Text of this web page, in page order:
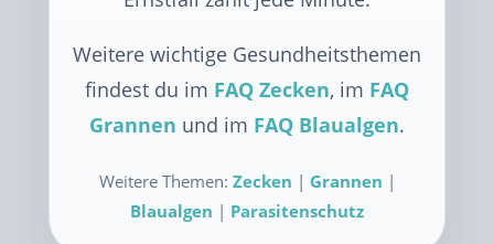
Weitere wichtige Gesundheitsthemen
findest du im FAQ Zecken, im FAQ
Grannen und im FAQ Blaualgen.
Weitere Themen: Zecken | Grannen |
Blaualgen | Parasitenschutz